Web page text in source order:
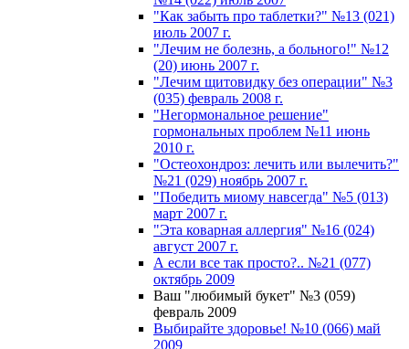
"Как забыть про таблетки?" №13 (021)
июль 2007 г.
"Лечим не болезнь, а больного!" №12
(20) июнь 2007 г.
"Лечим щитовидку без операции" №3
(035) февраль 2008 г.
"Негормональное решение"
гормональных проблем №11 июнь
2010 г.
"Остеохондроз: лечить или вылечить?"
№21 (029) ноябрь 2007 г.
"Победить миому навсегда" №5 (013)
март 2007 г.
"Эта коварная аллергия" №16 (024)
август 2007 г.
А если все так просто?.. №21 (077)
октябрь 2009
Ваш "любимый букет" №3 (059)
февраль 2009
Выбирайте здоровье! №10 (066) май
2009